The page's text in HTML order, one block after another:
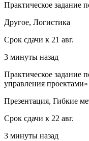
Практическое задание
Другое, Логистика
Срок сдачи к 21 авг.
3 минуты назад
Практическое задание
управления проектами»
Презентация, Гибкие
Срок сдачи к 22 авг.
3 минуты назад